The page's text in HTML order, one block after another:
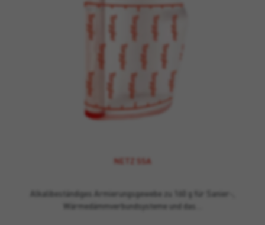
NETZ SSA
Alkalibeständiges Armierungsgewebe zu 160 g für Sanier-,
Wärmedämmverbundsysteme und das…